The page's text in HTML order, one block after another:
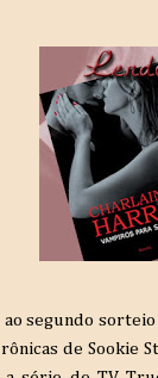
ao segundo
de Sookie